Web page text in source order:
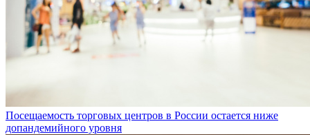
Посещаемость торговых центров в России остается ниже
допандемийного уровня